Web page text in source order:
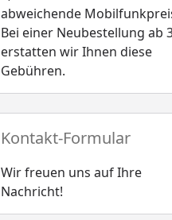
abweichende
Bei einer Neubestellung ab
erstatten wir Ihnen diese
Gebühren.
Kontakt-Formular
Wir freuen uns auf Ihre
Nachricht!